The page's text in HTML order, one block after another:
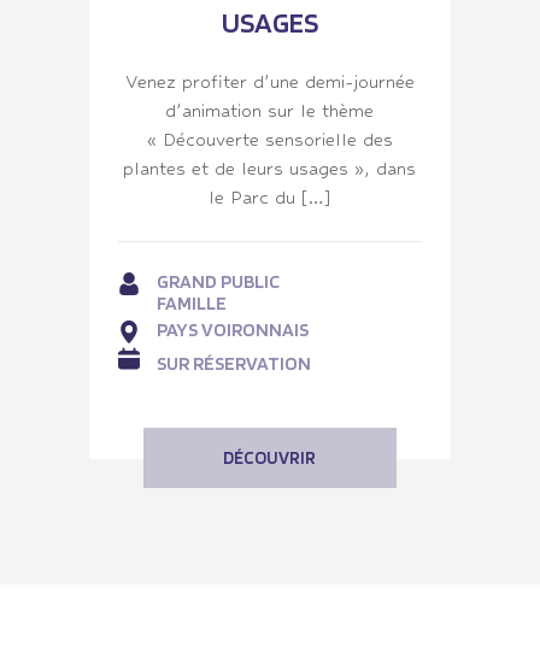
USAGES
Venez profiter d’une demi-journée
d’animation sur le thème
« Découverte sensorielle des
plantes et de leurs usages », dans
le Parc du […]
GRAND PUBLIC
FAMILLE
PAYS VOIRONNAIS
SUR RÉSERVATION
DÉCOUVRIR